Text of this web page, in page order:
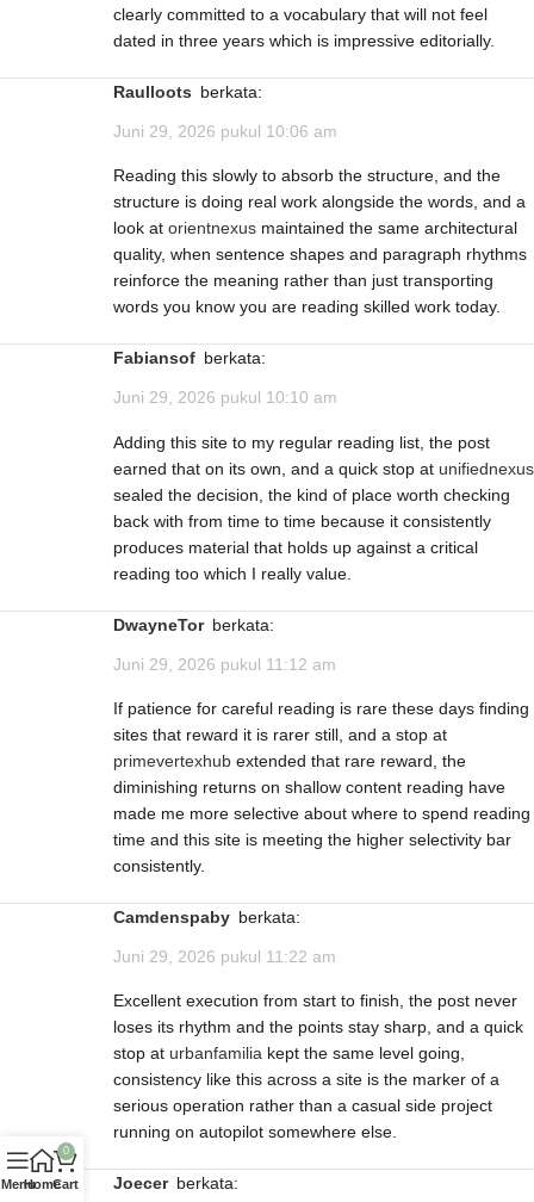
clearly committed to a vocabulary that will not feel
dated in three years which is impressive editorially.
Raulloots berkata:
Juni 29, 2026 pukul 10:06 am
Reading this slowly to absorb the structure, and the
structure is doing real work alongside the words, and a
look at orientnexus maintained the same architectural
quality, when sentence shapes and paragraph rhythms
reinforce the meaning rather than just transporting
words you know you are reading skilled work today.
Fabiansof berkata:
Juni 29, 2026 pukul 10:10 am
Adding this site to my regular reading list, the post
earned that on its own, and a quick stop at unifiednexus
sealed the decision, the kind of place worth checking
back with from time to time because it consistently
produces material that holds up against a critical
reading too which I really value.
DwayneTor berkata:
Juni 29, 2026 pukul 11:12 am
If patience for careful reading is rare these days finding
sites that reward it is rarer still, and a stop at
primevertexhub extended that rare reward, the
diminishing returns on shallow content reading have
made me more selective about where to spend reading
time and this site is meeting the higher selectivity bar
consistently.
Camdenspaby berkata:
Juni 29, 2026 pukul 11:22 am
Excellent execution from start to finish, the post never
loses its rhythm and the points stay sharp, and a quick
stop at urbanfamilia kept the same level going,
consistency like this across a site is the marker of a
serious operation rather than a casual side project
running on autopilot somewhere else.
Joecer berkata:
MenuHome
0
Cart